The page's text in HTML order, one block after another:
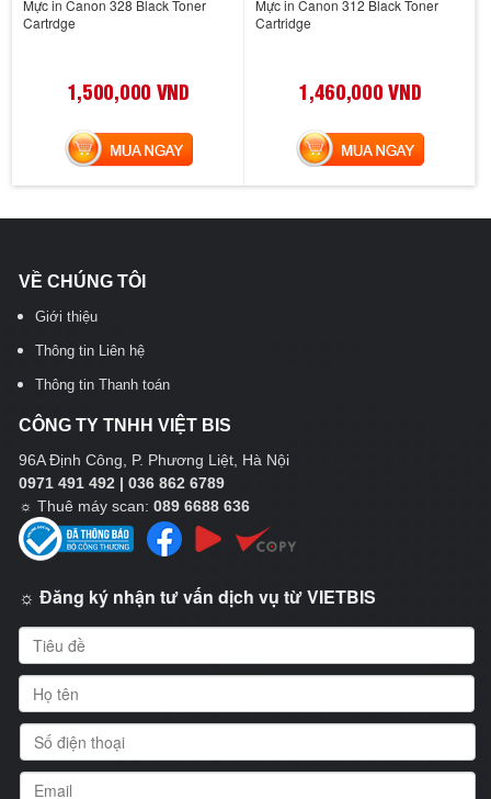
Mực in Canon 328 Black Toner
Cartrdge
1,500,000 VND
MUA NGAY
Mực in Canon 312 Black Toner
Cartridge
1,460,000 VND
MUA NGAY
VỀ CHÚNG TÔI
Giới thiệu
Thông tin Liên hệ
Thông tin Thanh toán
CÔNG TY TNHH VIỆT BIS
96A Định Công, P. Phương Liệt, Hà Nội
0971 491 492 | 036 862 6789
☼ Thuê máy scan: 089 6688 636
☼ Đăng ký nhận tư vấn dịch vụ từ VIETBIS